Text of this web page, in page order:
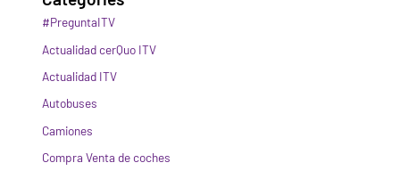
#PreguntaITV
Actualidad cerQuo ITV
Actualidad ITV
Autobuses
Camiones
Compra Venta de coches